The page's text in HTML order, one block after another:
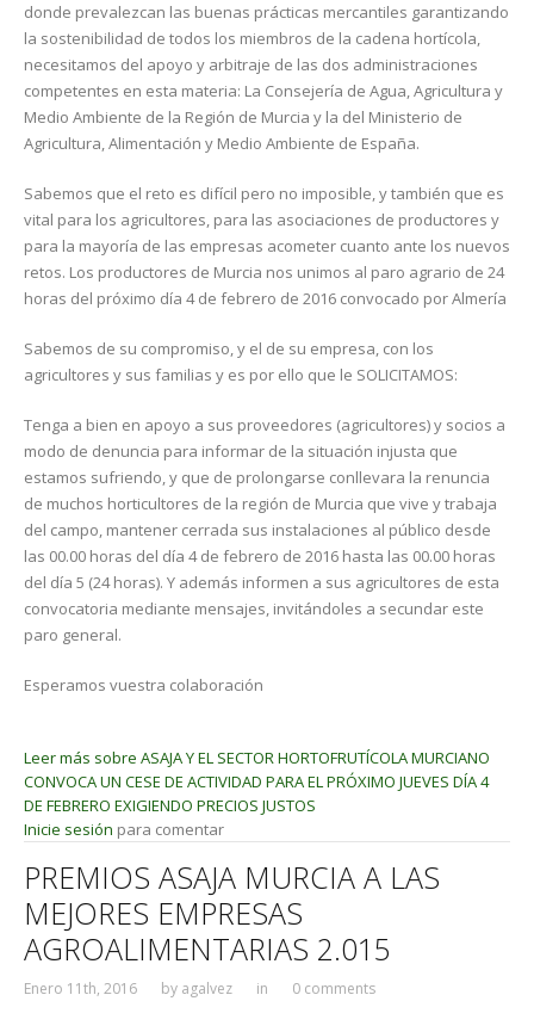
donde prevalezcan las buenas prácticas mercantiles garantizando
la sostenibilidad de todos los miembros de la cadena hortícola,
necesitamos del apoyo y arbitraje de las dos administraciones
competentes en esta materia: La Consejería de Agua, Agricultura y
Medio Ambiente de la Región de Murcia y la del Ministerio de
Agricultura, Alimentación y Medio Ambiente de España.
Sabemos que el reto es difícil pero no imposible, y también que es
vital para los agricultores, para las asociaciones de productores y
para la mayoría de las empresas acometer cuanto ante los nuevos
retos. Los productores de Murcia nos unimos al paro agrario de 24
horas del próximo día 4 de febrero de 2016 convocado por Almería
Sabemos de su compromiso, y el de su empresa, con los
agricultores y sus familias y es por ello que le SOLICITAMOS:
Tenga a bien en apoyo a sus proveedores (agricultores) y socios a
modo de denuncia para informar de la situación injusta que
estamos sufriendo, y que de prolongarse conllevara la renuncia
de muchos horticultores de la región de Murcia que vive y trabaja
del campo, mantener cerrada sus instalaciones al público desde
las 00.00 horas del día 4 de febrero de 2016 hasta las 00.00 horas
del día 5 (24 horas). Y además informen a sus agricultores de esta
convocatoria mediante mensajes, invitándoles a secundar este
paro general.
Esperamos vuestra colaboración
Leer más sobre ASAJA Y EL SECTOR HORTOFRUTÍCOLA MURCIANO
CONVOCA UN CESE DE ACTIVIDAD PARA EL PRÓXIMO JUEVES DÍA 4
DE FEBRERO EXIGIENDO PRECIOS JUSTOS
Inicie sesión para comentar
PREMIOS ASAJA MURCIA A LAS
MEJORES EMPRESAS
AGROALIMENTARIAS 2.015
Enero 11th, 2016 by agalvez in 0 comments